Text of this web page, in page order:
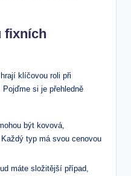
fixních
klíčovou roli při
si je přehledně
být kovová,
typ má svou cenovou
máte složitější případ,